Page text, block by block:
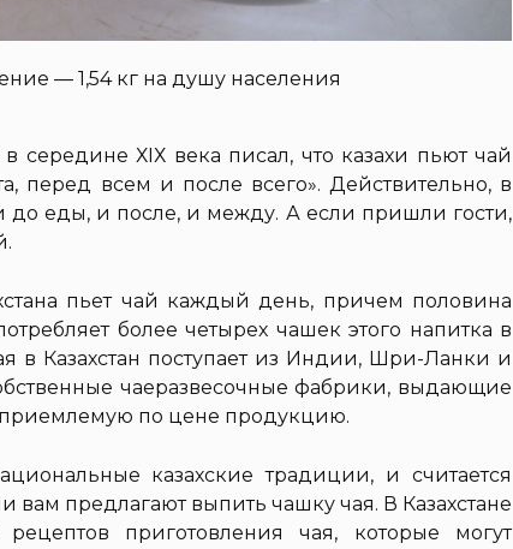
— 1,54 кг на душу населения
середине ХIХ века писал, что казахи пьют чай
перед всем и после всего». Действительно, в
до еды, и после, и между. А если пришли гости,
пьет чай каждый день, причем половина
более четырех чашек этого напитка в
в Казахстан поступает из Индии, Шри-Ланки и
чаеразвесочные фабрики, выдающие
по цене продукцию.
казахские традиции, и считается
вам предлагают выпить чашку чая. В Казахстане
приготовления чая, которые могут